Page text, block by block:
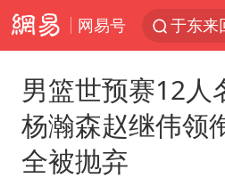
网易号
男篮世预赛12人
杨瀚森赵继伟领
全被抛弃